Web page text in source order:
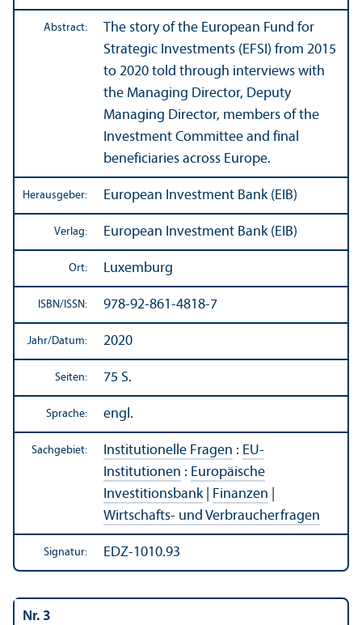
Abstract:
The story of the European Fund for
Strategic Investments (EFSI) from 2015
to 2020 told through interviews with
the Managing Director, Deputy
Managing Director, members of the
Investment Committee and final
beneficiaries across Europe.
Herausgeber: European Investment Bank (EIB)
Verlag: European Investment Bank (EIB)
Ort: Luxemburg
ISBN/ ISSN: 978-92-861-4818-7
Jahr/Datum: 2020
Seiten: 75 S.
Sprache: engl.
Sachgebiet: Institutionelle Fragen : EU-
Institutionen : Europäische
Investitions­bank| Finanzen
Wirtschafts- und Verbraucherfragen
Signatur: EDZ-1010.93
Nr. 3